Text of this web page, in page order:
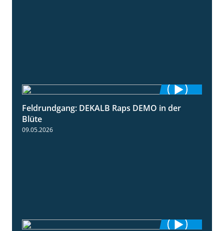
2:37
Feldrundgang: DEKALB Raps DEMO in der
Blüte
09.05.2026